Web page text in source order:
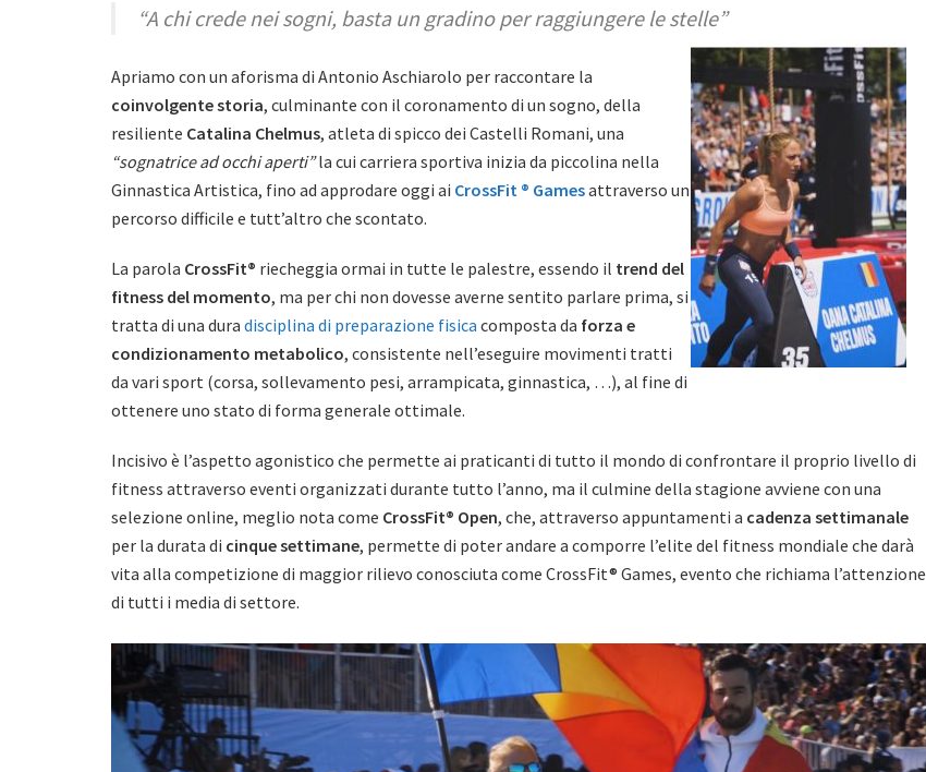
“A chi crede nei sogni, basta un gradino per raggiungere le stelle”
Apriamo con un aforisma di Antonio Aschiarolo per raccontare la
coinvolgente storia, culminante con il coronamento di un sogno, della
resiliente Catalina Chelmus, atleta di spicco dei Castelli Romani, una
“sognatrice ad occhi aperti”la cui carriera sportiva inizia da piccolina nella
Ginnastica Artistica, fino ad approdare oggi ai CrossFit ® Gamesattraverso un
percorso difficile e tutt’altro che scontato.
La parola CrossFit® riecheggia ormai in tutte le palestre, essendo il trend del
fitness del momento, ma per chi non dovesse averne sentito parlare prima, si
tratta di una dura disciplina di preparazione fisica composta da forza e
condizionamento metabolico, consistente nell’eseguire movimenti tratti
da vari sport (corsa, sollevamento pesi, arrampicata, ginnastica, …), al fine di
ottenere uno stato di forma generale ottimale.
Incisivo è l’aspetto agonistico che permette ai praticanti di tutto il mondo di confrontare il proprio livello di
fitness attraverso eventi organizzati durante tutto l’anno, ma il culmine della stagione avviene con una
selezione online, meglio nota come CrossFit® Open, che, attraverso appuntamenti a cadenza settimanale
per la durata di cinque settimane, permette di poter andare a comporre l’elite del fitness mondiale che darà
vita alla competizione di maggior rilievo conosciuta come CrossFit® Games, evento che richiama l’attenzione
di tutti i media di settore.